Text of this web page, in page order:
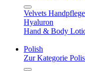
Velvets
Hyaluron
Hand & Body
Polish
Zur Kategorie